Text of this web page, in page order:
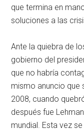
que termina en
soluciones a las
Ante la quiebra de
gobierno del
que no habría
mismo anuncio que
2008, cuando
después fue
mundial. Esta vez